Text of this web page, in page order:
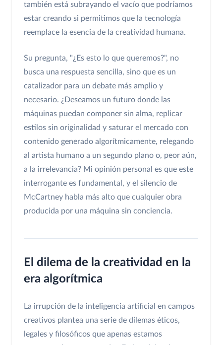
también está subrayando el vacío que podríamos
estar creando si permitimos que la tecnología
reemplace la esencia de la creatividad humana.
Su pregunta, "¿Es esto lo que queremos?", no
busca una respuesta sencilla, sino que es un
catalizador para un debate más amplio y
necesario. ¿Deseamos un futuro donde las
máquinas puedan componer sin alma, replicar
estilos sin originalidad y saturar el mercado con
contenido generado algorítmicamente, relegando
al artista humano a un segundo plano o, peor aún,
a la irrelevancia? Mi opinión personal es que este
interrogante es fundamental, y el silencio de
McCartney habla más alto que cualquier obra
producida por una máquina sin conciencia.
El dilema de la creatividad en la
era algorítmica
La irrupción de la inteligencia artificial en campos
creativos plantea una serie de dilemas éticos,
legales y filosóficos que apenas estamos